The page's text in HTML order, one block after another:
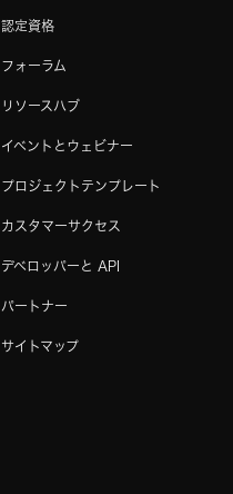
認定資格
フォーラム
リソースハブ
イベントとウェビナー
プロジェクトテンプレート
カスタマーサクセス
デベロッパーと API
パートナー
サイトマップ